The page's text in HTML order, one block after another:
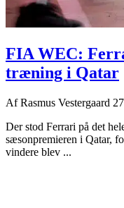
FIA WEC:
træning i Qatar
AfRasmus Vestergaard
Der stod Ferrari på det
sæsonpremieren i Qatar,
vindere blev ...